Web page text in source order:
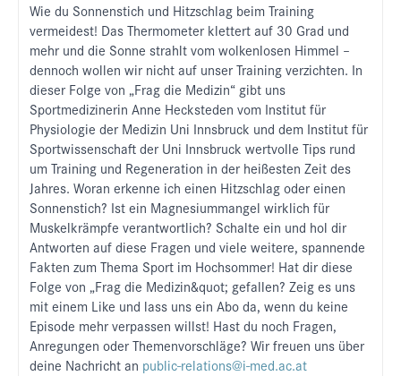
Wie du Sonnenstich und Hitzschlag beim Training
vermeidest! Das Thermometer klettert auf 30 Grad und
mehr und die Sonne strahlt vom wolkenlosen Himmel –
dennoch wollen wir nicht auf unser Training verzichten. In
dieser Folge von „Frag die Medizin“ gibt uns
Sportmedizinerin Anne Hecksteden vom Institut für
Physiologie der Medizin Uni Innsbruck und dem Institut für
Sportwissenschaft der Uni Innsbruck wertvolle Tips rund
um Training und Regeneration in der heißesten Zeit des
Jahres. Woran erkenne ich einen Hitzschlag oder einen
Sonnenstich? Ist ein Magnesiummangel wirklich für
Muskelkrämpfe verantwortlich? Schalte ein und hol dir
Antworten auf diese Fragen und viele weitere, spannende
Fakten zum Thema Sport im Hochsommer! Hat dir diese
Folge von „Frag die Medizin&quot; gefallen? Zeig es uns
mit einem Like und lass uns ein Abo da, wenn du keine
Episode mehr verpassen willst! Hast du noch Fragen,
Anregungen oder Themenvorschläge? Wir freuen uns über
deine Nachricht an public-relations@i-med.ac.at